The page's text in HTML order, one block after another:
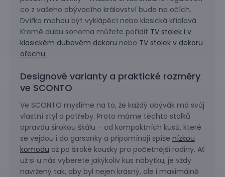
co z vašeho obývacího království bude na očích.
Dvířka mohou být vyklápěcí nebo klasická křídlová.
Kromě dubu sonoma můžete pořídit TV stolek i v
klasickém dubovém dekoru nebo TV stolek v dekoru
ořechu.
Designové varianty a praktické rozměry
ve SCONTO
Ve SCONTO myslíme na to, že každý obývák má svůj
vlastní styl a potřeby. Proto máme těchto stolků
opravdu širokou škálu – od kompaktních kusů, které
se vejdou i do garsonky a připomínají spíše nízkou
komodu až po široké kousky pro početnější rodiny. Ať
už si u nás vyberete jakýkoliv kus nábytku, je vždy
navržený tak, aby byl nejen krásný, ale i maximálně